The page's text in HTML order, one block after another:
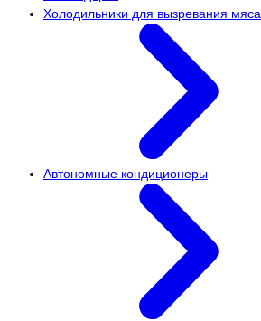
Холодильники для вызревания мяса
Автономные кондиционеры